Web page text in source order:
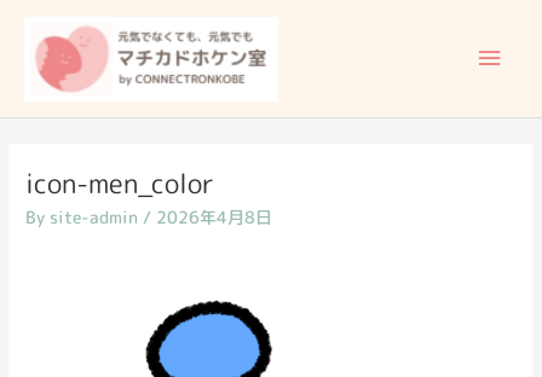
イ
ン
icon-men_color
By site-admin / 2026年4月8日